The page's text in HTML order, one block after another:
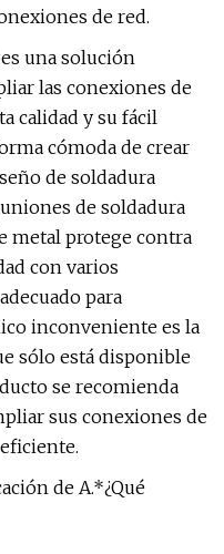
de red.
una solución
las conexiones de
calidad y su fácil
cómoda de crear
de soldadura
de soldadura
metal protege contra
con varios
para
inconveniente es la
sólo está disponible
se recomienda
sus conexiones de
de A.*¿Qué